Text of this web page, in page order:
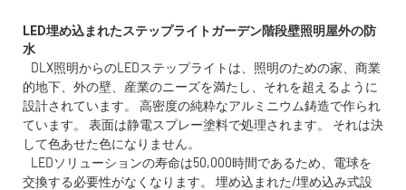
LED埋め込まれたステップライトガーデン階段壁照明屋外の防
DLX照明からのLEDステップライトは、照明のための家、商業
的地下、外の壁、産業のニーズを満たし、それを超えるように
設計されています。 高密度の純粋なアルミニウム鋳造で作られ
ています。 表面は静電スプレー塗料で処理されます。 それは決
して色あせた色になりません。
LEDソリューションの寿命は50,000時間であるため、電球を
交換する必要性がなくなります。 埋め込まれた/埋め込み式設